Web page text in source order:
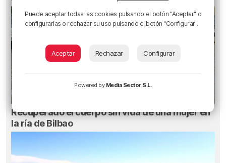
Recuperado el cuerpo sin vida de una mujer en
la ría de Bilbao
Puede aceptar todas las cookies pulsando el botón "Aceptar" o
configurarlas o rechazar su uso pulsando el botón "Configurar".
Aceptar Rechazar Configurar
Powered by Media Sector S.L.